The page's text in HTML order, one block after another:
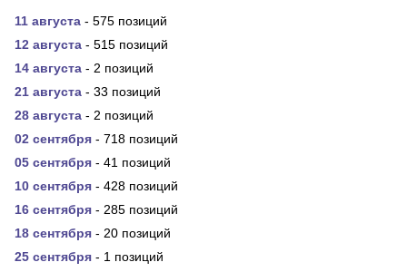
11 августа - 575 позиций
12 августа - 515 позиций
14 августа - 2 позиций
21 августа - 33 позиций
28 августа - 2 позиций
02 сентября - 718 позиций
05 сентября - 41 позиций
10 сентября - 428 позиций
16 сентября - 285 позиций
18 сентября - 20 позиций
25 сентября - 1 позиций